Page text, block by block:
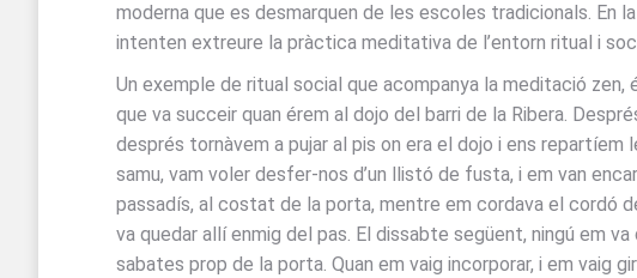
moderna que es desmarquen de les escoles tradicionals. En
intenten extreure la pràctica meditativa de l’entorn ritual i
Un exemple de ritual social que acompanya la meditació
que va succeir quan érem al dojo del barri de la Ribera.
després tornàvem a pujar al pis on era el dojo i ens repartíem
samu, vam voler desfer-nos d’un llistó de fusta, i em van
passadís, al costat de la porta, mentre em cordava el cordó
va quedar allí enmig del pas. El dissabte següent, ningú em
sabates prop de la porta. Quan em vaig incorporar, i em vaig